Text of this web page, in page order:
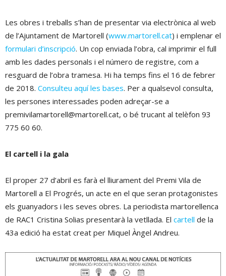
Les obres i treballs s’han de presentar via electrònica al web
de l’Ajuntament de Martorell (www.martorell.cat) i emplenar el
formulari d’inscripció. Un cop enviada l’obra, cal imprimir el full
amb les dades personals i el número de registre, com a
resguard de l’obra tramesa. Hi ha temps fins el 16 de febrer
de 2018. Consulteu aquí les bases. Per a qualsevol consulta,
les persones interessades poden adreçar-se a
premivilamartorell@martorell.cat, o bé trucant al telèfon 93
775 60 60.
El cartell i la gala
El proper 27 d’abril es farà el lliurament del Premi Vila de
Martorell a El Progrés, un acte en el que seran protagonistes
els guanyadors i les seves obres. La periodista martorellenca
de RAC1 Cristina Solias presentarà la vetllada. El cartell de la
43a edició ha estat creat per Miquel Àngel Andreu.